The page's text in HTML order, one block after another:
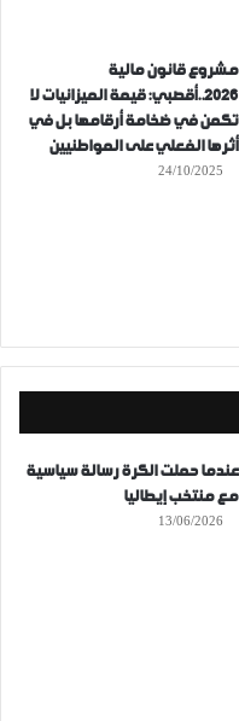
مشروع قانون مالية
2026..أقصبي: قيمة الميزانيات لا
تكمن في ضخامة أرقامها بل في
أثرها الفعلي على المواطنيين
24/10/2025
عندما حملت الكرة رسالة سياسية
مع منتخب إيطاليا
13/06/2026